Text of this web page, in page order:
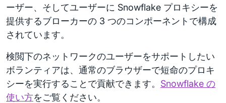
ーザー、そしてユーザーに Snowflake プロキシーを
提供するブローカーの 3 つのコンポーネントで構成
されています。
検閲下のネットワークのユーザーをサポートしたい
ボランティアは、通常のブラウザーで短命のプロキ
シーを実行することで貢献できます。 Snowflake の
使い方をご覧ください。